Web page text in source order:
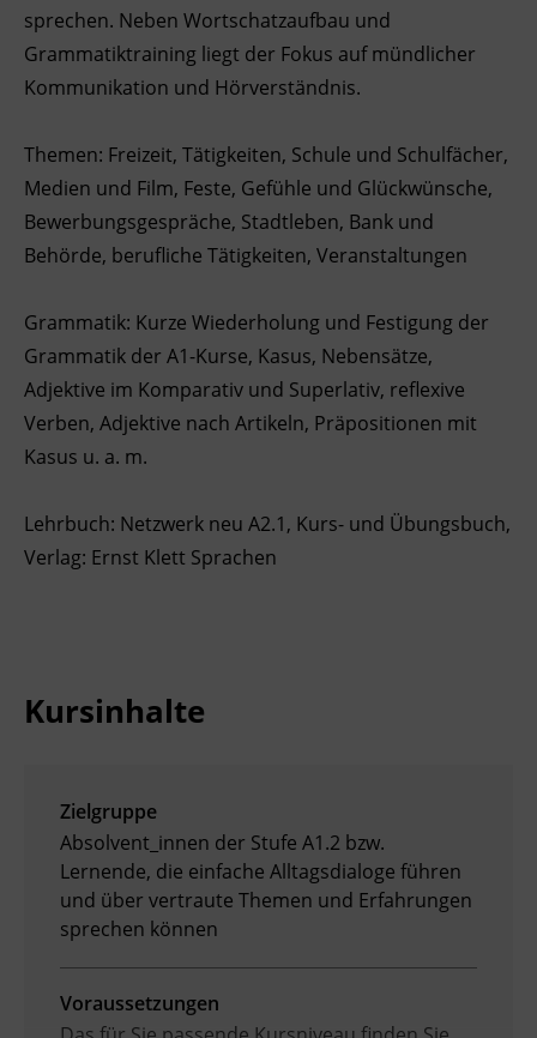
Ingenieurzertifizierung
Deutsch und Integration
Digitales Lernen
BFI Reutte
sprechen. Neben Wortschatzaufbau und
Grammatiktraining liegt der Fokus auf mündlicher
Kommunikation und Hörverständnis.
Themen: Freizeit, Tätigkeiten, Schule und Schulfächer,
Medien und Film, Feste, Gefühle und Glückwünsche,
Bewerbungsgespräche, Stadtleben, Bank und
Behörde, berufliche Tätigkeiten, Veranstaltungen
Grammatik: Kurze Wiederholung und Festigung der
Grammatik der A1-Kurse, Kasus, Nebensätze,
Adjektive im Komparativ und Superlativ, reflexive
Verben, Adjektive nach Artikeln, Präpositionen mit
Kasus u. a. m.
Lehrbuch: Netzwerk neu A2.1, Kurs- und Übungsbuch,
Verlag: Ernst Klett Sprachen
Kursinhalte
Zielgruppe
Absolvent_innen der Stufe A1.2 bzw.
Lernende, die einfache Alltagsdialoge führen
und über vertraute Themen und Erfahrungen
sprechen können
Voraussetzungen